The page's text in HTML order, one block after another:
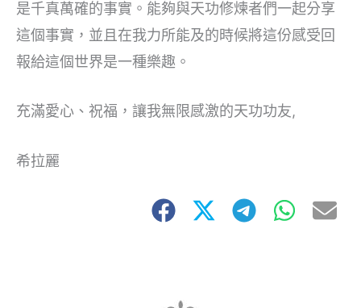
是千真萬確的事實。能夠與天功修煉者們一起分享
這個事實，並且在我力所能及的時候將這份感受回
報給這個世界是一種樂趣。
充滿愛心、祝福，讓我無限感激的天功功友,
希拉麗